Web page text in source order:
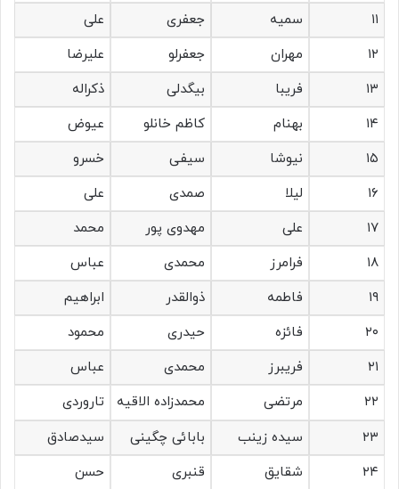
۱۱
سمیه جعفری
علی
۱۲
مهران جعفرلو
علیرضا
۱۳
فریبا بیگدلی
ذکراله
۱۴
بهنام کاظم خانلو
عیوض
۱۵
نیوشا سیفی
خسرو
۱۶
لیلا صمدی
علی
۱۷
علی مهدوی پور
محمد
۱۸
فرامرز محمدی
عباس
۱۹
فاطمه ذوالقدر
ابراهیم
۲۰
فائزه حیدری
محمود
۲۱
فریبرز محمدی
عباس
۲۲
مرتضی محمدزاده الاقیه
تاروردی
۲۳
سیده زینب بابائی چگینی
سیدصادق
۲۴
شقایق قنبری
حسن